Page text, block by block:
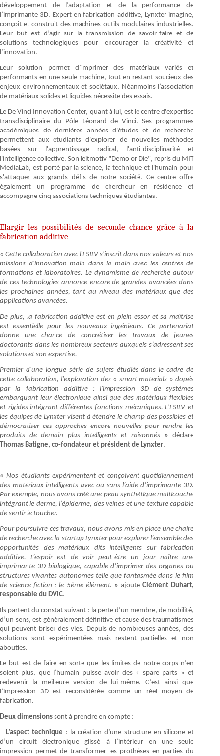
développement de l’adaptation et de la performance de
l’imprimante 3D. Expert en fabrication additive, Lynxter imagine,
conçoit et construit des machines-outils modulaires industrielles.
Leur but est d’agir sur la transmission de savoir-faire et de
solutions technologiques pour encourager la créativité et
l’innovation.
Leur solution permet d’imprimer des matériaux variés et
performants en une seule machine, tout en restant soucieux des
enjeux environnementaux et sociétaux. Néanmoins l’association
de matériaux solides et liquides nécessite des essais.
Le De Vinci Innovation Center, quant à lui, est le centre d'expertise
transdisciplinaire du Pôle Léonard de Vinci. Ses programmes
académiques de dernières années d'études et de recherche
permettent aux étudiants d'explorer de nouvelles méthodes
basées sur l'apprentissage radical, l'anti-disciplinarité et
l'intelligence collective. Son leitmotiv "Demo or Die", repris du MIT
MediaLab, est porté par la science, la technique et l'humain pour
s'attaquer aux grands défis de notre société. Ce centre offre
également un programme de chercheur en résidence et
accompagne cinq associations techniques étudiantes.
Elargir les possibilités de seconde chance grâce à la
fabrication additive
« Cette collaboration avec l'ESILV s'inscrit dans nos valeurs et nos
missions d'innovation main dans la main avec les centres de
formations et laboratoires. Le dynamisme de recherche autour
de ces technologies annonce encore de grandes avancées dans
les prochaines années, tant au niveau des matériaux que des
applications avancées.
De plus, la fabrication additive est en plein essor et sa maîtrise
est essentielle pour les nouveaux ingénieurs. Ce partenariat
donne une chance de concrétiser les travaux de jeunes
doctorants dans les nombreux secteurs auxquels s’adressent ses
solutions et son expertise.
Premier d'une longue série de sujets étudiés dans le cadre de
cette collaboration, l'exploration des « smart materials » dopés
par la fabrication additive : l'impression 3D de systèmes
embarquant leur électronique ainsi que des matériaux flexibles
et rigides intégrant différentes fonctions mécaniques. L'ESILV et
les équipes de Lynxter visent à étendre le champ des possibles et
démocratiser ces approches encore nouvelles pour rendre les
produits de demain plus intelligents et raisonnés»déclare
Thomas Batigne, co-fondateur et président de Lynxter.
«Nos étudiants expérimentent et conçoivent quotidiennement
des matériaux intelligents avec ou sans l’aide d’imprimante 3D.
Par exemple, nous avons créé une peau synthétique multicouche
intégrant le derme, l’épiderme, des veines et une texture capable
de sentir le toucher.
Pour poursuivre ces travaux, nous avons mis en place une chaire
de recherche avec la startup Lynxter pour explorer l’ensemble des
opportunités des matériaux dits intelligents sur fabrication
additive. L’espoir est de voir peut-être un jour naître une
imprimante 3D biologique, capable d’imprimer des organes ou
structures vivantes autonomes telle que fantasmée dans le film
de science-fiction : le 5ème élément. » ajouteClément Duhart,
responsable du DVIC.
Ils partent du constat suivant : la perte d’un membre, de mobilité,
d’un sens, est généralement définitive et cause des traumatismes
qui peuvent briser des vies. Depuis de nombreuses années, des
solutions sont expérimentées mais restent partielles et non
abouties.
Le but est de faire en sorte que les limites de notre corps n’en
soient plus, que l’humain puisse avoir des « spare parts » et
redevenir la meilleure version de lui-même. C’est ainsi que
l’impression 3D est reconsidérée comme un réel moyen de
fabrication.
Deux dimensions sont à prendre en compte :
– L’aspect technique : la création d’une structure en silicone et
d’un circuit électronique glissé à l’intérieur en une seule
impression permet de transformer les prothèses en parties du